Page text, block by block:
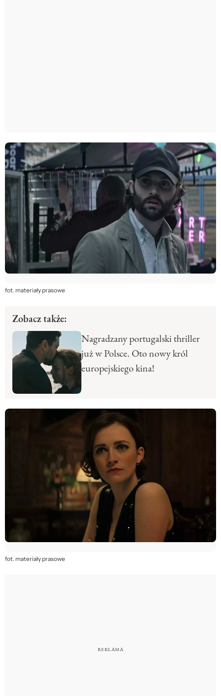
fot. materiały prasowe
Zobacz także:
Nagradzany portugalski thriller
już w Polsce. Oto nowy król
europejskiego kina!
fot. materiały prasowe